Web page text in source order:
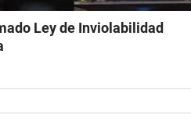
Ley de Inviolabilidad